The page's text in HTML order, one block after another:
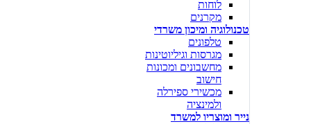
לוחות
מקרנים
טכנולוגיה ומיכון משרדי
טלפונים
מגרסות וגיליוטינות
מחשבונים ומכונות
חישוב
מכשירי ספירלה
ולמינציה
נייר ומוצריו למשרד